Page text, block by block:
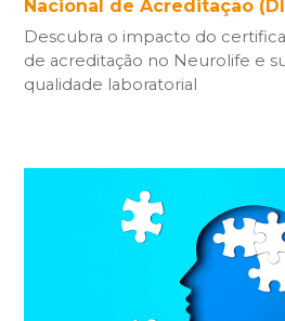
Nacional de Acreditação
Descubra o impacto do
de acreditação no Neurolife e
qualidade laboratorial